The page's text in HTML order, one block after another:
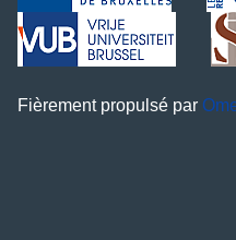
Fièrement propulsé par